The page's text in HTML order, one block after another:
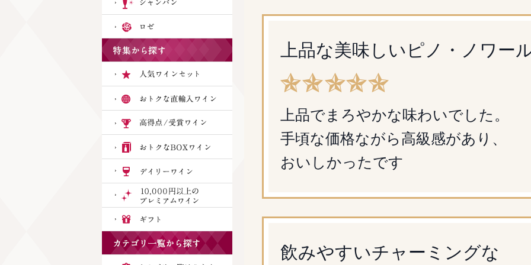
上品な美味しい ピノ・ノワー
上品でまろやかな味わいでした。
手頃な価格ながら高級感があり、
おいしかったです
飲みやすいチャーミングな